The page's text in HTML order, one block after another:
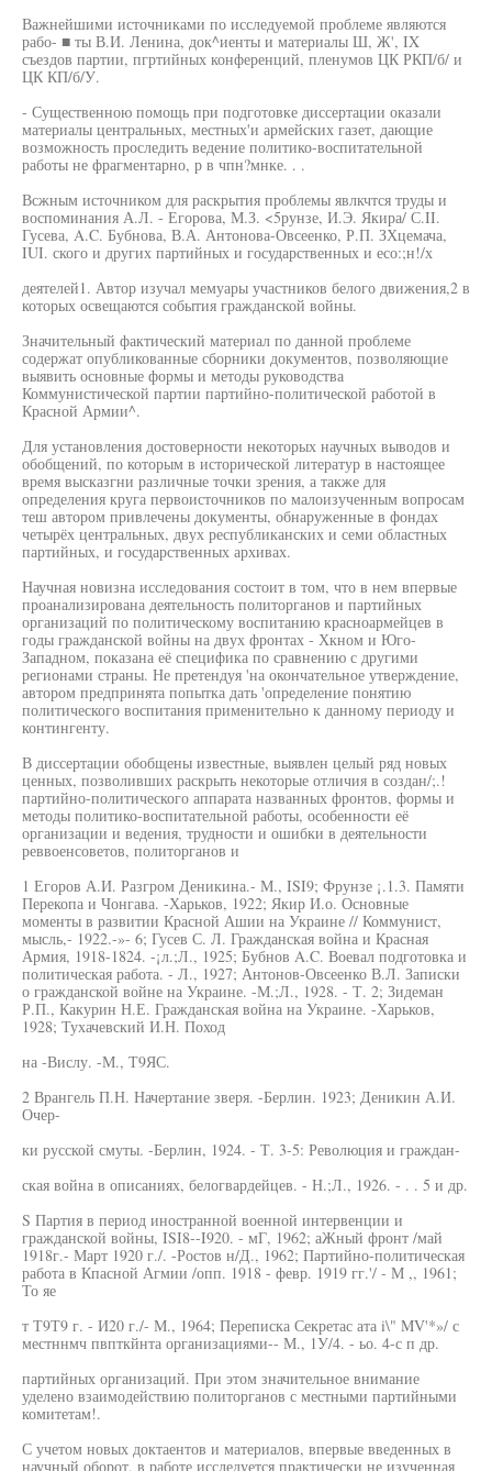
Важнейшими источниками по исследуемой проблеме являются
рабо- ■ ты В.И. Ленина, док^иенты и материалы Ш, Ж', IX
съездов партии, пгртийных конференций, пленумов ЦК РКП/б/ и
ЦК КП/б/У.
- Существенною помощь при подготовке диссертации оказали
материалы центральных, местных'и армейских газет, дающие
возможность проследить ведение политико-воспитательной
работы не фрагментарно, р в чпн?мнке. . .
Всжным источником для раскрытия проблемы явлкчтся труды и
воспоминания А.Л. - Егорова, М.З. <5рунзе, И.Э. Якира/ С.II.
Гусева, A.C. Бубнова, В.А. Антонова-Овсеенко, Р.П. ЗХцемача,
IUI. ского и других партийных и государственных и есо:;н!/х
деятелей1. Автор изучал мемуары участников белого движения,2 в
которых освещаются события гражданской войны.
Значительный фактический материал по данной проблеме
содержат опубликованные сборники документов, позволяющие
выявить основные формы и методы руководства
Коммунистической партии партийно-политической работой в
Красной Армии^.
Для установления достоверности некоторых научных выводов и
обобщений, по которым в исторической литератур в настоящее
время высказгни различные точки зрения, а также для
определения круга первоисточников по малоизученным вопросам
теш автором привлечены документы, обнаруженные в фондах
четырёх центральных, двух республиканских и семи областных
партийных, и государственных архивах.
Научная новизна исследования состоит в том, что в нем впервые
проанализирована деятельность политорганов и партийных
организаций по политическому воспитанию красноармейцев в
годы гражданской войны на двух фронтах - Хкном и Юго-
Западном, показана её специфика по сравнению с другими
регионами страны. Не претендуя 'на окончательное утверждение,
автором предпринята попытка дать 'определение понятию
политического воспитания применительно к данному периоду и
контингенту.
В диссертации обобщены известные, выявлен целый ряд новых
ценных, позволивших раскрыть некоторые отличия в создан/;.!
партийно-политического аппарата названных фронтов, формы и
методы политико-воспитательной работы, особенности её
организации и ведения, трудности и ошибки в деятельности
реввоенсоветов, политорганов и
1 Егоров А.И. Разгром Деникина.- М., ISI9; Фрунзе ¡.1.3. Памяти
Перекопа и Чонгава. -Харьков, 1922; Якир И.о. Основные
моменты в развитии Красной Ашии на Украине // Коммунист,
мысль,- 1922.-»- 6; Гусев С. Л. Гражданская война и Красная
Армия, 1918-1824. -¡л.;Л., 1925; Бубнов A.C. Воевал подготовка и
политическая работа. - Л., 1927; Антонов-Овсеенко В.Л. Записки
о гражданской войне на Украине. -М.;Л., 1928. - Т. 2; Зидеман
Р.П., Какурин Н.Е. Гражданская война на Украине. -Харьков,
1928; Тухачевский И.Н. Поход
на -Вислу. -М., Т9ЯС.
2 Врангель П.Н. Начертание зверя. -Берлин. 1923; Деникин А.И.
Очер-
ки русской смуты. -Берлин, 1924. - Т. 3-5: Революция и граждан-
ская война в описаниях, белогвардейцев. - Н.;Л., 1926. - . . 5 и др.
S Партия в период иностранной военной интервенции и
гражданской войны, ISI8--I920. - мГ, 1962; аЖный фронт /май
1918г.- Март 1920 г./. -Ростов н/Д., 1962; Партийно-политическая
работа в Кпасной Агмии /опп. 1918 - февр. 1919 гг.'/ - М ,, 1961;
То яе
т Т9Т9 г. - И20 г./- М., 1964; Переписка Секретас ата i\" MV'*»/ с
местннмч пвпткйнта организациями-- М., 1У/4. - ьо. 4-с п др.
партийных организаций. При этом значительное внимание
уделено взаимодействию политорганов с местными партийными
комитетам!.
С учетом новых доктаентов и материалов, впервые введенных в
научный оборот, в работе исследуется практически не изученная